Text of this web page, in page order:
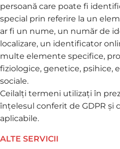
persoană care poate fi
special prin referire la un
ar fi un nume, un număr de
localizare, un identificator
multe elemente specifice,
fiziologice, genetice, psihice,
sociale.
Ceilalți termeni utilizați în
înțelesul conferit de GDPR și
aplicabile.
ALTE SERVICII